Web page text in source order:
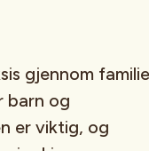
gjennom
barn og
er viktig, og